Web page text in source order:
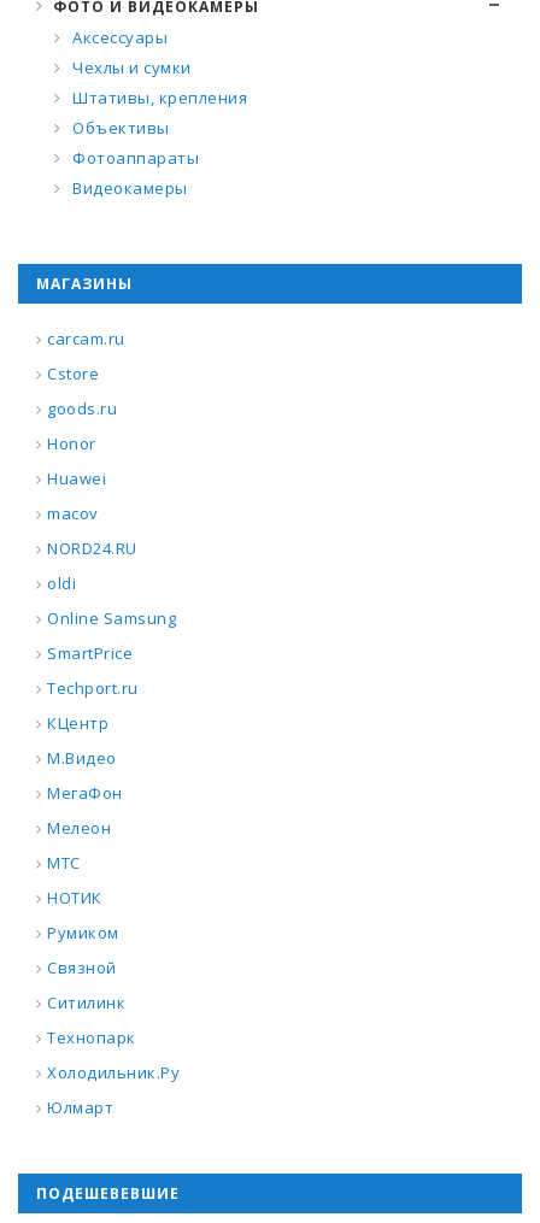
ФОТО И ВИДЕОКАМЕРЫ
Аксессуары
Чехлы и сумки
Штативы, крепления
Объективы
Фотоаппараты
Видеокамеры
МАГАЗИНЫ
carcam.ru
Cstore
goods.ru
Honor
Huawei
macov
NORD24.RU
oldi
Online Samsung
SmartPrice
Techport.ru
КЦентр
М.Видео
МегаФон
Мелеон
МТС
НОТИК
Румиком
Связной
Ситилинк
Технопарк
Холодильник.Ру
Юлмарт
ПОДЕШЕВЕВШИЕ